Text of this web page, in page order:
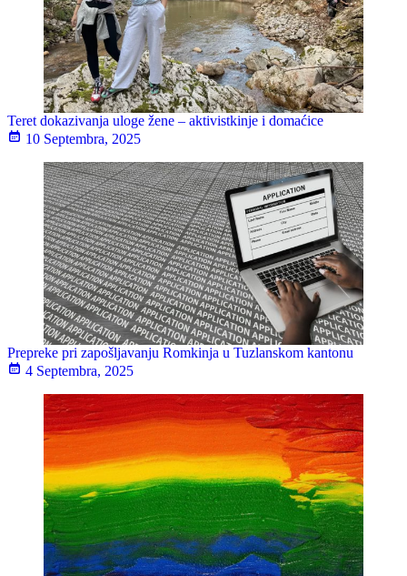
Teret dokazivanja uloge žene – aktivistkinje i domaćice
10 Septembra, 2025
Prepreke pri zapošljavanju Romkinja u Tuzlanskom kantonu
4 Septembra, 2025